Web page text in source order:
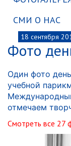
СМИ О НАС
18 сентября
Фото
Один фото
учебной
отмечаем
Смотреть все 27